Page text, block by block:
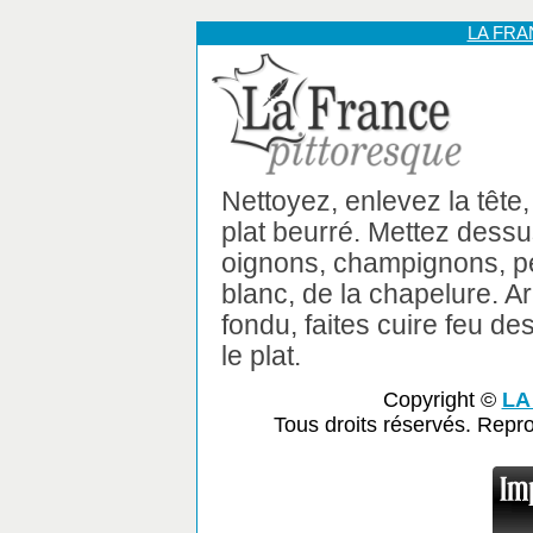
LA
Nettoyez, enlevez la
plat beurré. Mettez
oignons, champignons,
blanc, de la chapelure.
fondu, faites cuire feu
le plat.
Copyright ©
Tous droits réservés.